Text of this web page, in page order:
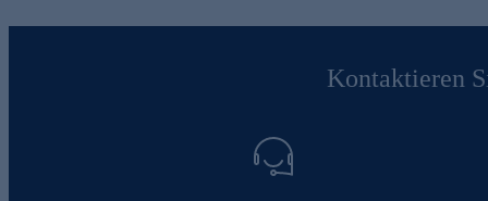
Kontaktieren